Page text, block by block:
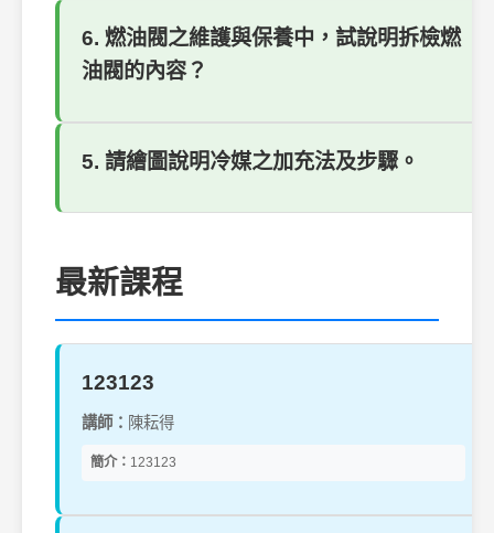
6. 燃油閥之維護與保養中，試說明拆檢燃
油閥的內容？
5. 請繪圖說明冷媒之加充法及步驟。
最新課程
123123
講師： 陳耘得
簡介： 123123